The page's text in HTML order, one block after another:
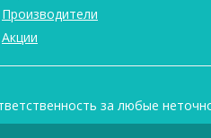
Производители
Акции
за любые